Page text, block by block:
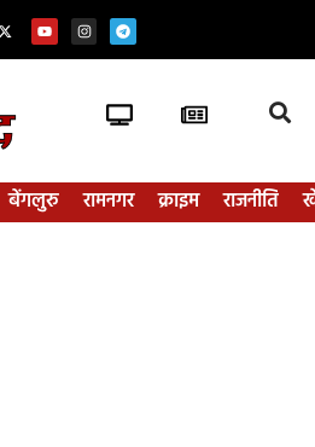
बेंगलुरु रामनगर क्राइम राजनीति